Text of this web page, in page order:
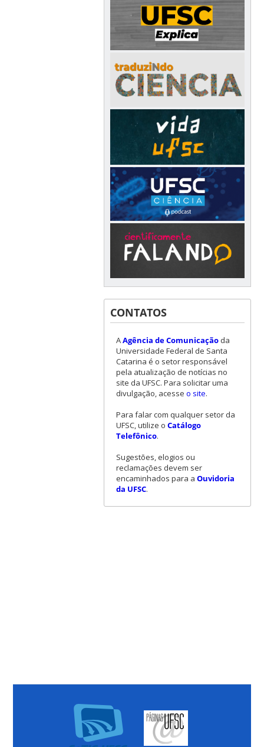
CONTATOS
AAgência de Comunicaçãoda
Universidade Federal de Santa
Catarina é o setor responsável
pela atualização de notícias no
site da UFSC. Para solicitar uma
divulgação, acesse o site.
Para falar com qualquer setor da
UFSC, utilize o Catálogo
Telefônico.
Sugestões, elogios ou
reclamações devem ser
encaminhados para a Ouvidoria
da UFSC.